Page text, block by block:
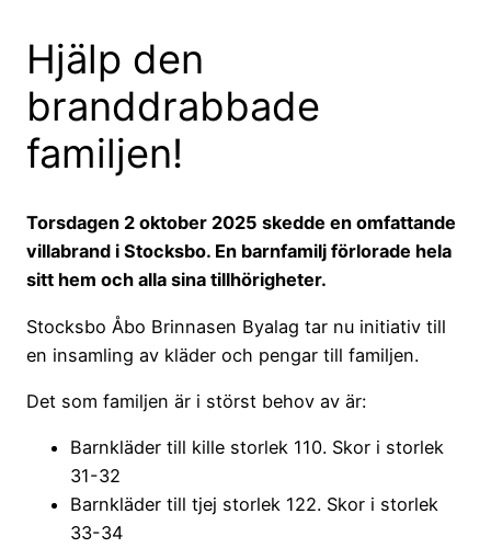
Hjälp den
branddrabbade
familjen!
Torsdagen 2 oktober 2025 skedde en omfattande
villabrand i Stocksbo. En barnfamilj förlorade hela
sitt hem och alla sina tillhörigheter.
Stocksbo Åbo Brinnasen Byalag tar nu initiativ till
en insamling av kläder och pengar till familjen.
Det som familjen är i störst behov av är:
Barnkläder till kille storlek 110. Skor i storlek
31-32
Barnkläder till tjej storlek 122. Skor i storlek
33-34